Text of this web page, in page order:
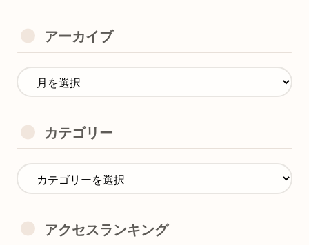
アーカイブ
カテゴリー
アクセスランキング